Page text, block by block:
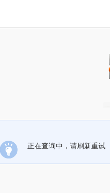
正在查询中，请刷新重试